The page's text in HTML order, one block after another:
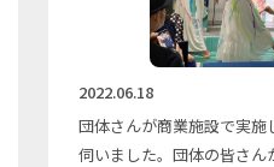
2022.06.18
団体さんが商業施設で実
伺いました。団体の皆さん